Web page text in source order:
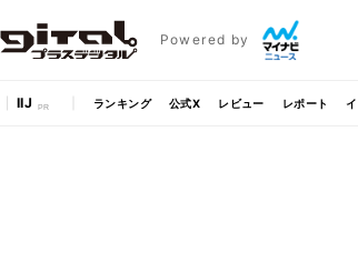
Powered by
IIJ ランキング 公式X レビュー レポート